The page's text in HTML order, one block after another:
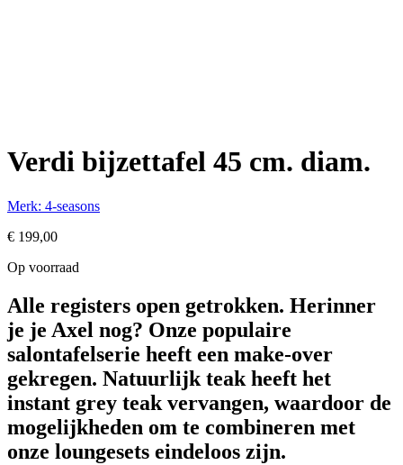
Verdi bijzettafel 45 cm. diam.
Merk: 4-seasons
€ 199,00
Op voorraad
Alle registers open getrokken. Herinner
je je Axel nog? Onze populaire
salontafelserie heeft een make-over
gekregen. Natuurlijk teak heeft het
instant grey teak vervangen, waardoor de
mogelijkheden om te combineren met
onze loungesets eindeloos zijn.